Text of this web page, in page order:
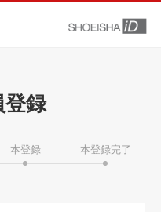
録
本登録 本登録完了